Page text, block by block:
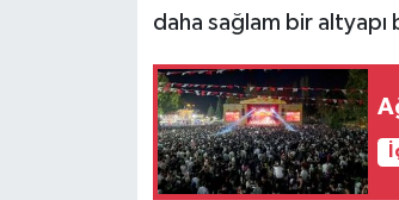
daha sağlam bir altyapı